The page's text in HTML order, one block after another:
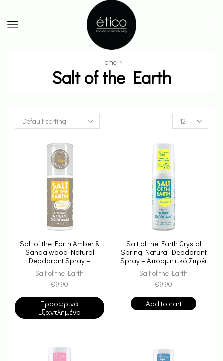
Home
Salt of the Earth
Salt of the Earth Amber &
Sandalwood Natural
Deodorant Spray –
Αποσμητικό Σπρέι 100ml
Salt of the Earth
€9.90
Προσωρινά
Εξαντλημένο
Salt of the Earth Crystal
Spring Natural Deodorant
Spray – Αποσμητικό Σπρέι
Από Κρύσταλλο Ιμαλαΐων
100ml
Salt of the Earth
€9.90
Add to cart